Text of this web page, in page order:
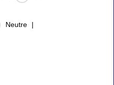
Neutre |